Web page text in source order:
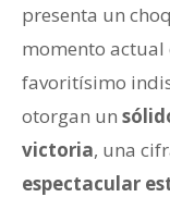
presenta un
momento actual
favoritísimo
otorgan un
victoria, una
espectacular